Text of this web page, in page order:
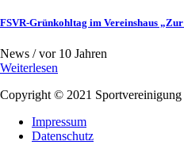
FSVR-Grünkohltag im Vereinshaus
News /vor 10 Jahren
Weiterlesen
Copyright © 2021
Impressum
Datenschutz